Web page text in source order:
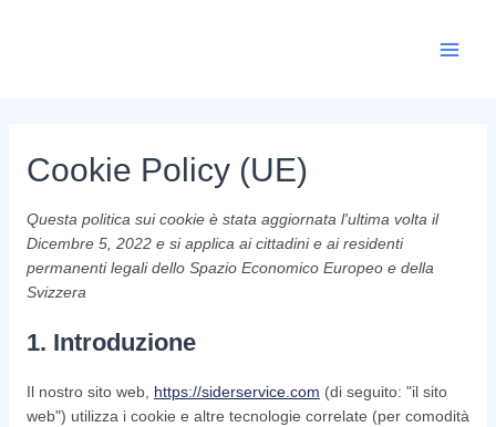
Cookie Policy (UE)
Questa politica sui cookie è stata aggiornata l'ultima volta il
Dicembre 5, 2022 e si applica ai cittadini e ai residenti
permanenti legali dello Spazio Economico Europeo e della
Svizzera
1. Introduzione
Il nostro sito web, https://siderservice.com (di seguito: "il sito
web") utilizza i cookie e altre tecnologie correlate (per comodità